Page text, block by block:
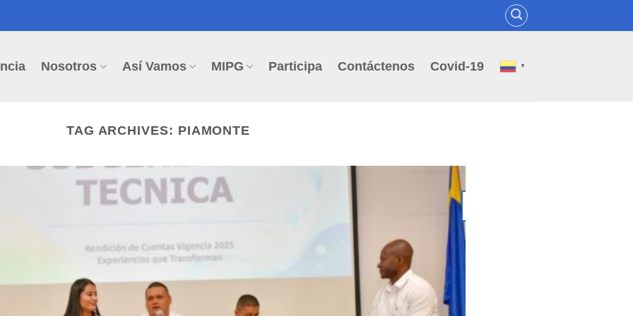
Nosotros Así Vamos MIPG Participa Contáctenos Covid-19 ▼
TAG ARCHIVES: PIAMONTE